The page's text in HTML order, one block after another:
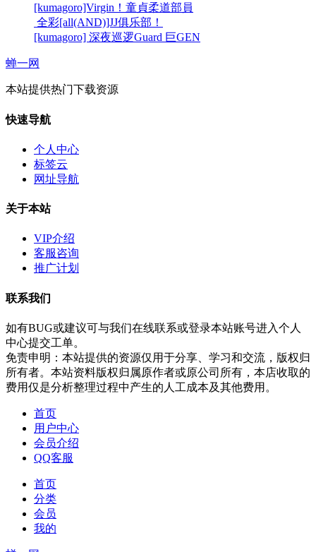
[kumagoro]Virgin！童貞柔道部員
全彩[all(AND)]JJ俱乐部！
[kumagoro] 深夜巡逻Guard 巨GEN
蝉一网
本站提供热门下载资源
快速导航
个人中心
标签云
网址导航
关于本站
VIP介绍
客服咨询
推广计划
联系我们
如有BUG或建议可与我们在线联系或登录本站账号进入个人
中心提交工单。
免责申明：本站提供的资源仅用于分享、学习和交流，版权归
所有者。本站资料版权归属原作者或原公司所有，本店收取的
费用仅是分析整理过程中产生的人工成本及其他费用。
首页
用户中心
会员介绍
QQ客服
首页
分类
会员
我的